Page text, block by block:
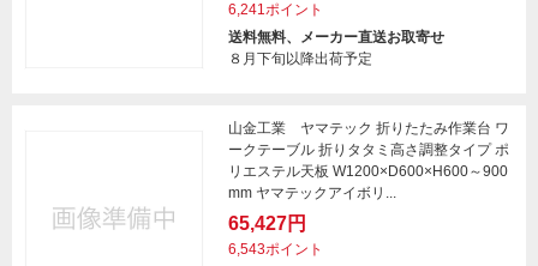
6,241ポイント
送料無料、メーカー直送お取寄せ
８月下旬以降出荷予定
山金工業 ヤマテック 折りたたみ作業台 ワ
ークテーブル 折りタタミ高さ調整タイプ ポ
リエステル天板 W1200×D600×H600～900
mm ヤマテックアイボリ...
65,427円
6,543ポイント